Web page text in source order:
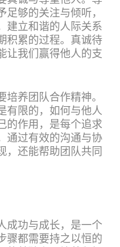
足够的关注与倾听，
建立和谐的人际关系
积累的过程。真诚待
让我们赢得他人的支
培养团队合作精神。
有限的，如何与他人
的作用，是每个追求
通过有效的沟通与协
，还能帮助团队共同
成功与成长，是一个
骤都需要持之以恒的